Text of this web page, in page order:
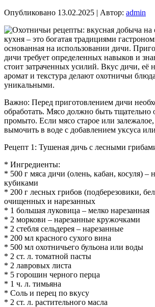
Опубликовано 13.02.2025 | Автор: admin
кухня – это богатая традициями
основанная на использовании дичи.
дичи требует определенных навыков и
стоит затраченных усилий. Вкус дичи, её
аромат и текстура делают охотничьи
уникальными.
Важно: Перед приготовлением дичи
обработать. Мясо должно быть тщательно
промыто. Если мясо старое или залежалое,
вымочить в воде с добавлением уксуса
Рецепт 1: Тушеная дичь с лесными
* Ингредиенты:
* 500 г мяса дичи (олень, кабан, косуля) –
кубиками
* 200 г лесных грибов (подберезовики,
очищенных и нарезанных
* 1 большая луковица – мелко нарезанная
* 2 моркови – нарезанные кружочками
* 2 стебля сельдерея – нарезанные
* 200 мл красного сухого вина
* 500 мл охотничьего бульона или воды
* 2 ст. л. томатной пасты
* 2 лавровых листа
* 5 горошин черного перца
* 1 ч. л. тимьяна
* Соль и перец по вкусу
* 2 ст. л. растительного масла